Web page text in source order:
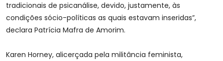
tradicionais de psicanálise, devido, justamente, às
condições sócio-políticas as quais estavam inseridas”,
declara Patrícia Mafra de Amorim.
Karen Horney, alicerçada pela militância feminista,